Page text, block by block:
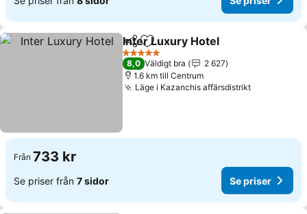
Dela Lägg till i Mina Favoriter
Inter Luxury Hotel
5 Stjärnor
8,0 Väldigt bra
2 627
1.6 km till Centrum
Läge i Kazanchis affärsdistrikt
Från 733 kr
Se priser från 7 sidor Se priser